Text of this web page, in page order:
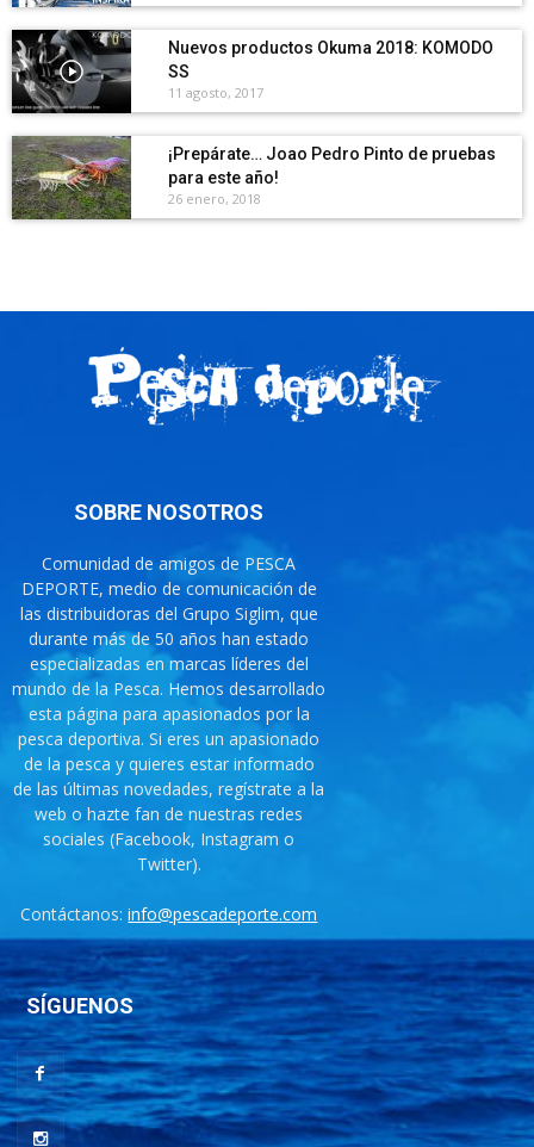
Nuevos productos Okuma 2018: KOMODO
SS
11 agosto, 2017
¡Prepárate… Joao Pedro Pinto de pruebas
para este año!
26 enero, 2018
SOBRE NOSOTROS
Comunidad de amigos de PESCA
DEPORTE, medio de comunicación de
las distribuidoras del Grupo Siglim, que
durante más de 50 años han estado
especializadas en marcas líderes del
mundo de la Pesca. Hemos desarrollado
esta página para apasionados por la
pesca deportiva. Si eres un apasionado
de la pesca y quieres estar informado
de las últimas novedades, regístrate a la
web o hazte fan de nuestras redes
sociales (Facebook, Instagram o
Twitter).
Contáctanos:info@pescadeporte.com
SÍGUENOS